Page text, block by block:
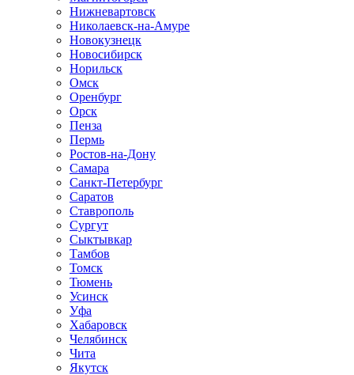
Нижневартовск
Николаевск-на-Амуре
Новокузнецк
Новосибирск
Норильск
Омск
Оренбург
Орск
Пенза
Пермь
Ростов-на-Дону
Самара
Санкт-Петербург
Саратов
Ставрополь
Сургут
Сыктывкар
Тамбов
Томск
Тюмень
Усинск
Уфа
Хабаровск
Челябинск
Чита
Якутск